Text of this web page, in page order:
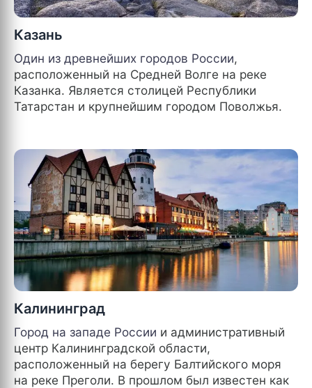
Казань
Один из древнейших городов России,
расположенный на Средней Волге на реке
Казанка. Является столицей Республики
Татарстан и крупнейшим городом Поволжья.
Калининград
Город на западе России и административный
центр Калининградской области,
расположенный на берегу Балтийского моря
на реке Преголи. В прошлом был известен как